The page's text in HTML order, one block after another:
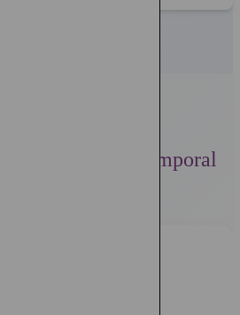
Seguros de Vida Temporal